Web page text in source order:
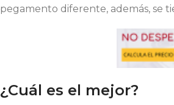
pegamento diferente, además, se
¿Cuál es el mejor?